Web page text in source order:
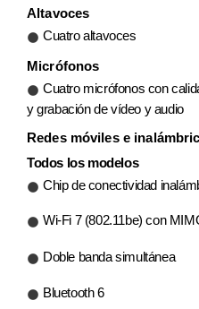
Altavoces
Cuatro altavoces
Micrófonos
Cuatro micrófonos con
y grabación de vídeo y audio
Redes móviles e
Todos los modelos
Chip de conectividad
Wi‑Fi 7 (802.11be) con
Doble banda simultánea
Bluetooth 6